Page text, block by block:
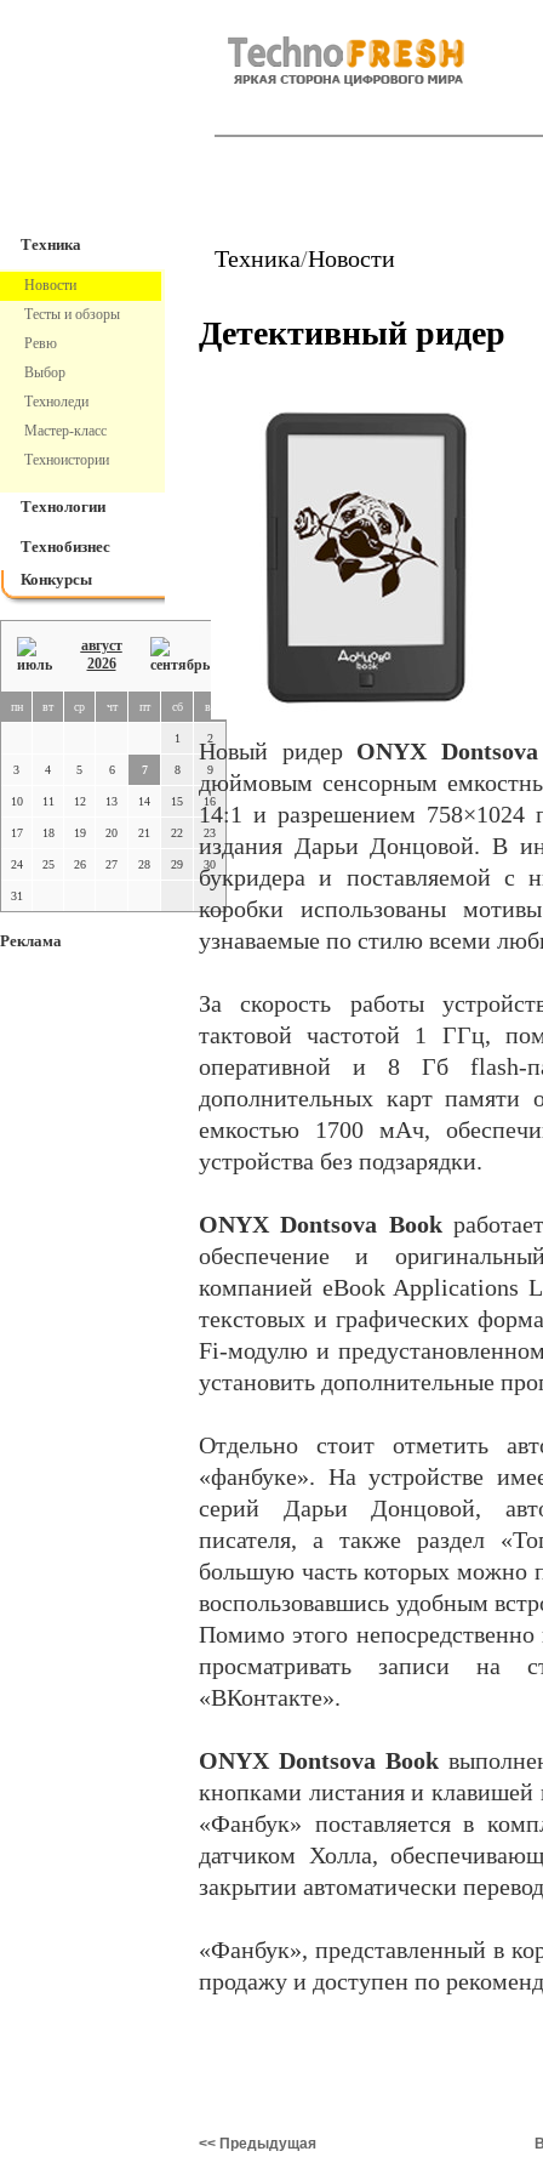
Техника
Новости
Тесты и обзоры
Ревю
Выбор
Техноледи
Мастер-класс
Техноистории
Технологии
Технобизнес
Конкурсы
август
2026
пн вт ср чт пт сб вс
1 2
3 4 5 6 7 8 9
10 11 12 13 14 15 16
17 18 19 20 21 22 23
24 25 26 27 28 29 30
31
Реклама
Техника/Новости
Детективный ридер
Новый ридерONYX Dontsova
дюймовым сенсорным
14:1 и разрешением 758×1024
издания Дарьи Донцовой. В
букридера и поставляемой
коробки использованы
узнаваемые по стилю всеми
За скорость работы
тактовой частотой 1 ГГц,
оперативной и 8 Гб flash-
дополнительных карт
емкостью 1700 мАч,
устройства без подзарядки.
ONYX Dontsova Book
обеспечение и
компанией eBook Applications
текстовых и графических
Fi-модулю и
установить дополнительные
Отдельно стоит отметить
«фанбуке». На устройстве
серий Дарьи Донцовой,
писателя, а также раздел
большую часть которых можно
воспользовавшись удобным
Помимо этого
просматривать записи на
«ВКонтакте».
ONYX Dontsova Book
кнопками листания и
«Фанбук» поставляется в
датчиком Холла,
закрытии автоматически
«Фанбук», представленный в
продажу и доступен по
<< Предыдущая